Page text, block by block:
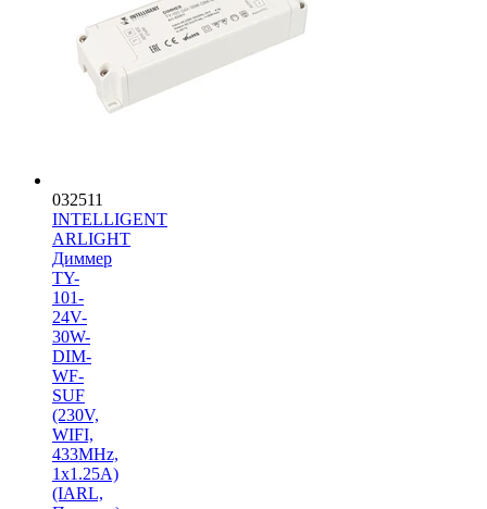
032511
INTELLIGENT
ARLIGHT
Диммер
TY-
101-
24V-
30W-
DIM-
WF-
SUF
(230V,
WIFI,
433MHz,
1х1.25A)
(IARL,